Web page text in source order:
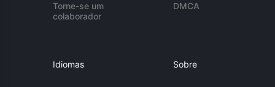
Torne-se um
colaborador
DMCA
Idiomas Sobre